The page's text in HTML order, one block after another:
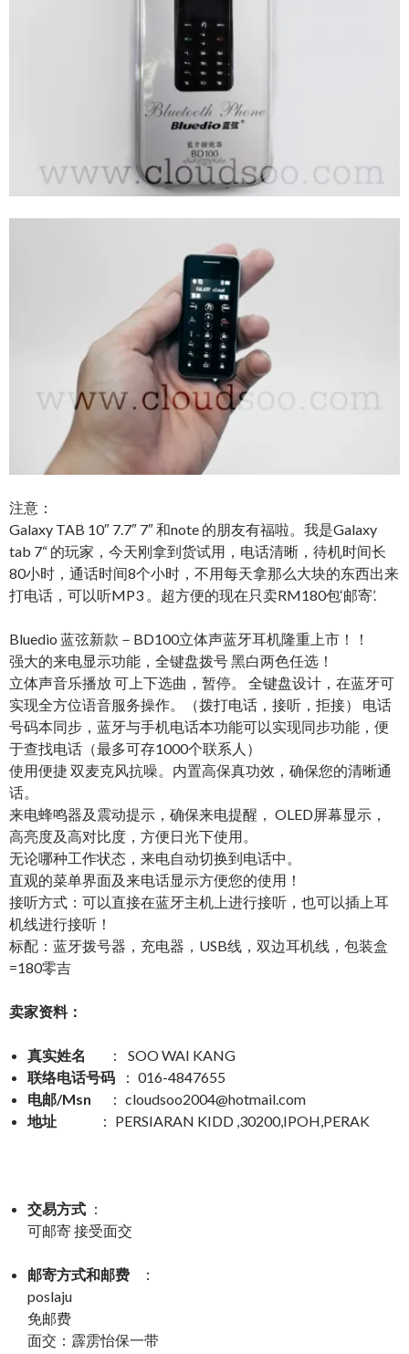
注意：
Galaxy TAB 10″ 7.7″ 7″ 和note 的朋友有福啦。我是Galaxy
tab 7“ 的玩家，今天刚拿到货试用，电话清晰，待机时间长
80小时，通话时间8个小时，不用每天拿那么大块的东西出来
打电话，可以听MP3 。超方便的现在只卖RM180包‘邮寄’.
Bluedio 蓝弦新款－BD100立体声蓝牙耳机隆重上市！！
强大的来电显示功能，全键盘拨号 黑白两色任选！
立体声音乐播放 可上下选曲，暂停。 全键盘设计，在蓝牙可
实现全方位语音服务操作。（拨打电话，接听，拒接） 电话
号码本同步，蓝牙与手机电话本功能可以实现同步功能，便
于查找电话（最多可存1000个联系人）
使用便捷 双麦克风抗噪。内置高保真功效，确保您的清晰通
话。
来电蜂鸣器及震动提示，确保来电提醒， OLED屏幕显示，
高亮度及高对比度，方便日光下使用。
无论哪种工作状态，来电自动切换到电话中。
直观的菜单界面及来电话显示方便您的使用！
接听方式：可以直接在蓝牙主机上进行接听，也可以插上耳
机线进行接听！
标配：蓝牙拨号器，充电器，USB线，双边耳机线，包装盒
=180零吉
卖家资料：
真实姓名
： SOO WAI KANG
联络电话号码
： 016-4847655
电邮/Msn
： cloudsoo2004@hotmail.com
地址
： PERSIARAN KIDD ,30200,IPOH,PERAK
交易方式 ：
可邮寄 接受面交
邮寄方式和邮费
：
poslaju
免邮费
面交：霹雳怡保一带